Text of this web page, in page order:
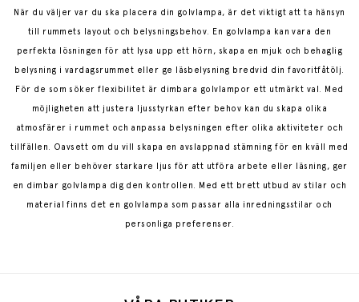
När du väljer var du ska placera din golvlampa, är det viktigt att ta hänsyn
till rummets layout och belysningsbehov. En golvlampa kan vara den
perfekta lösningen för att lysa upp ett hörn, skapa en mjuk och behaglig
belysning i vardagsrummet eller ge läsbelysning bredvid din favoritfåtölj.
För de som söker flexibilitet är dimbara golvlampor ett utmärkt val. Med
möjligheten att justera ljusstyrkan efter behov kan du skapa olika
atmosfärer i rummet och anpassa belysningen efter olika aktiviteter och
tillfällen. Oavsett om du vill skapa en avslappnad stämning för en kväll med
familjen eller behöver starkare ljus för att utföra arbete eller läsning, ger
en dimbar golvlampa dig den kontrollen. Med ett brett utbud av stilar och
material finns det en golvlampa som passar alla inredningsstilar och
personliga preferenser.